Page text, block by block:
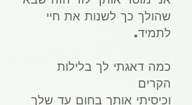
שהולך כך לשנות את חיי
לתמיד.
כמה דאגתי לך בלילות
הקרים
וכיסיתי אותך בחום עד שלך